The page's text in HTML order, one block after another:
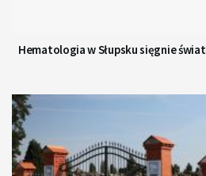
Hematologia w Słupsku sięgnie